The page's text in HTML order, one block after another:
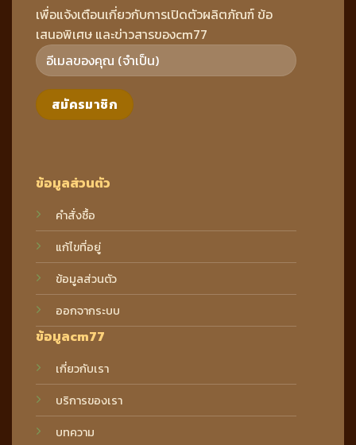
ข้อมูลส่วนตัว
คำสั่งซื้อ
แก้ไขที่อยู่
ข้อมูลส่วนตัว
ออกจากระบบ
ข้อมูลcm77
เกี่ยวกับเรา
บริการของเรา
บทความ
เพื่อแจ้งเตือนเกี่ยวกับการเปิดตัวผลิตภัณฑ์ ข้อ
เสนอพิเศษ และข่าวสารของcm77